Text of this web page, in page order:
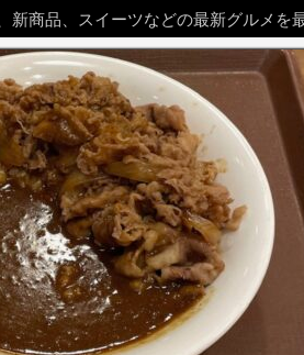
商品、スイーツなどの最新グルメを